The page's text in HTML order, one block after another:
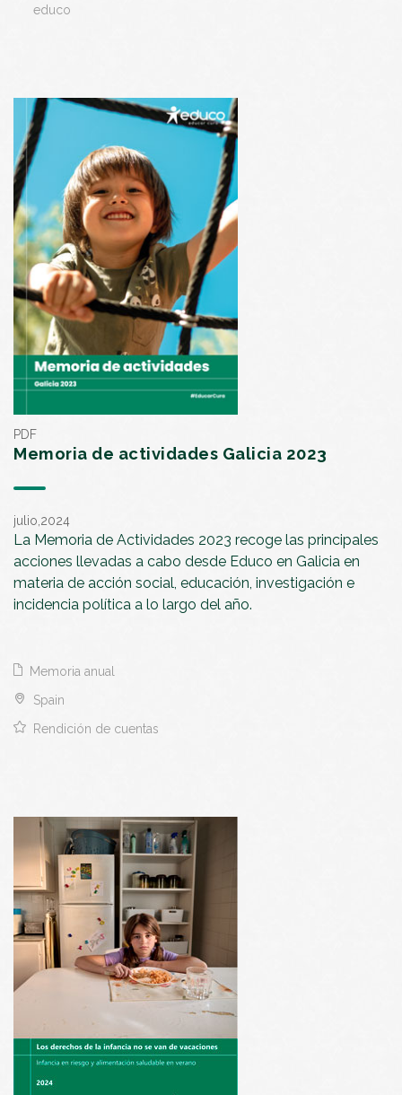
educo
PDF
Memoria de actividades Galicia 2023
julio,2024
La Memoria de Actividades 2023 recoge las principales
acciones llevadas a cabo desde Educo en Galicia en
materia de acción social, educación, investigación e
incidencia política a lo largo del año.
Memoria anual
Spain
Rendición de cuentas